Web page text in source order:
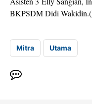
BKPSDM Didi
Mitra Utama